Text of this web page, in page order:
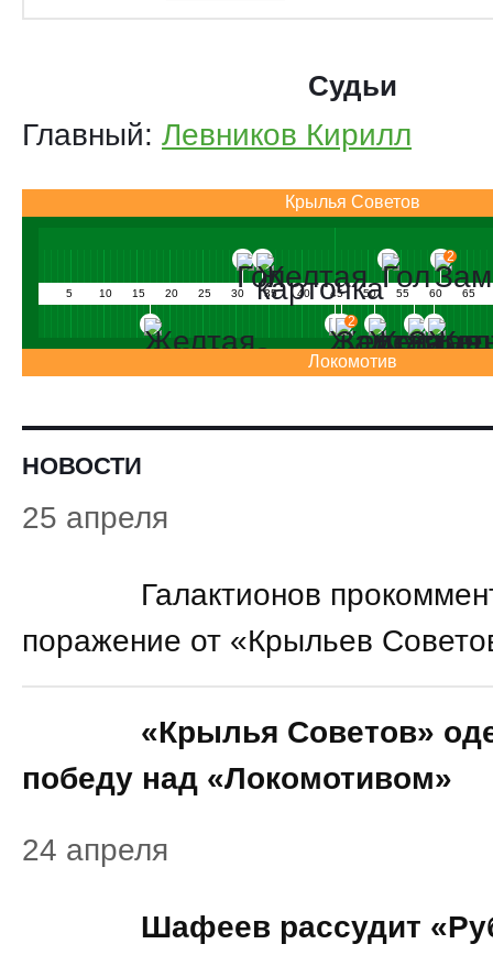
Судьи
Главный: Левников Кирилл
Крылья Советов
5 10 15 20 25 30 35 40 45 50 55 60 65
2
2
Локомотив
НОВОСТИ
25 апреля
Галактионов
поражение от «Крыльев
«Крылья Советов»
победу над «Локомотивом»
24 апреля
Шафеев рассудит